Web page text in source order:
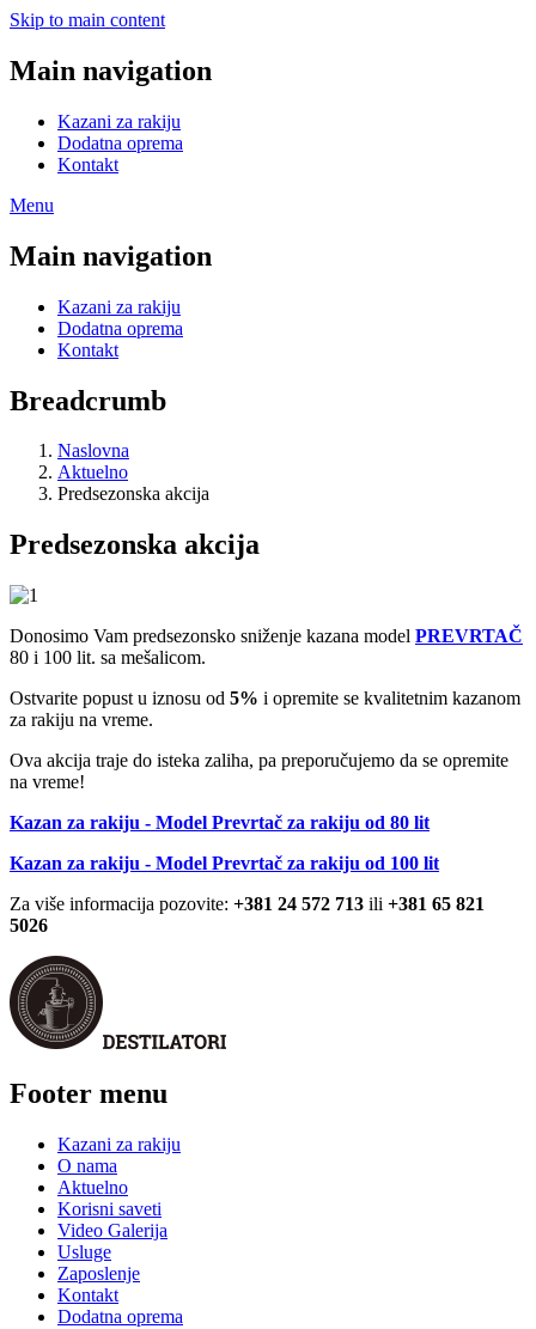
Skip to main content
Main navigation
Kazani za rakiju
Dodatna oprema
Kontakt
Menu
Main navigation
Kazani za rakiju
Dodatna oprema
Kontakt
Breadcrumb
Naslovna
Aktuelno
Predsezonska akcija
Predsezonska akcija
Donosimo Vam predsezonsko sniženje kazana model PREVRTAČ
80 i 100 lit. sa mešalicom.
Ostvarite popust u iznosu od 5% i opremite se kvalitetnim kazanom
za rakiju na vreme.
Ova akcija traje do isteka zaliha, pa preporučujemo da se opremite
na vreme!
Kazan za rakiju - Model Prevrtač za rakiju od 80 lit
Kazan za rakiju - Model Prevrtač za rakiju od 100 lit
Za više informacija pozovite: +381 24 572 713 ili +381 65 821
5026
Footer menu
Kazani za rakiju
O nama
Aktuelno
Korisni saveti
Video Galerija
Usluge
Zaposlenje
Kontakt
Dodatna oprema